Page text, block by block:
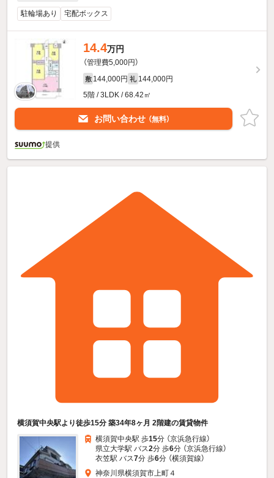
駐輪場あり 宅配ボックス
14.4万円
（管理費5,000円）
敷 144,000円 礼 144,000円
5階 / 3LDK / 68.42㎡
お問い合わせ （無料）
提供
横須賀中央駅より徒歩15分 築34年8ヶ月 2階建の賃貸物件
横須賀中央駅 歩15分 （京浜急行線）
県立大学駅 バス2分 歩6分 （京浜急行線）
衣笠駅 バス7分 歩6分 （横須賀線）
神奈川県横須賀市上町４